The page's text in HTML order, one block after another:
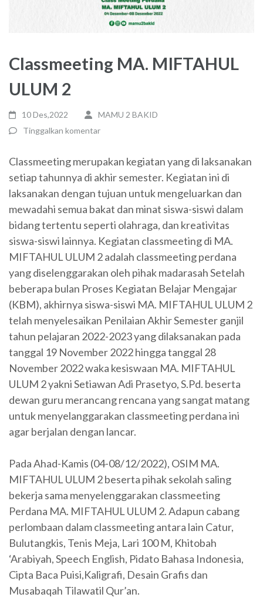
Classmeeting MA. MIFTAHUL
ULUM 2
10 Des,2022
MAMU 2 BAKID
Tinggalkan komentar
Classmeeting merupakan kegiatan yang di laksanakan
setiap tahunnya di akhir semester. Kegiatan ini di
laksanakan dengan tujuan untuk mengeluarkan dan
mewadahi semua bakat dan minat siswa-siswi dalam
bidang tertentu seperti olahraga, dan kreativitas
siswa-siswi lainnya. Kegiatan classmeeting di MA.
MIFTAHUL ULUM 2 adalah classmeeting perdana
yang diselenggarakan oleh pihak madarasah Setelah
beberapa bulan Proses Kegiatan Belajar Mengajar
(KBM), akhirnya siswa-siswi MA. MIFTAHUL ULUM 2
telah menyelesaikan Penilaian Akhir Semester ganjil
tahun pelajaran 2022-2023 yang dilaksanakan pada
tanggal 19 November 2022 hingga tanggal 28
November 2022 waka kesiswaan MA. MIFTAHUL
ULUM 2 yakni Setiawan Adi Prasetyo, S.Pd. beserta
dewan guru merancang rencana yang sangat matang
untuk menyelanggarakan classmeeting perdana ini
agar berjalan dengan lancar.
Pada Ahad-Kamis (04-08/12/2022), OSIM MA.
MIFTAHUL ULUM 2 beserta pihak sekolah saling
bekerja sama menyelenggarakan classmeeting
Perdana MA. MIFTAHUL ULUM 2. Adapun cabang
perlombaan dalam classmeeting antara lain Catur,
Bulutangkis, Tenis Meja, Lari 100 M, Khitobah
‘Arabiyah, Speech English, Pidato Bahasa Indonesia,
Cipta Baca Puisi,Kaligrafi, Desain Grafis dan
Musabaqah Tilawatil Qur’an.